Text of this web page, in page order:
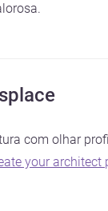
com olhar
your architect